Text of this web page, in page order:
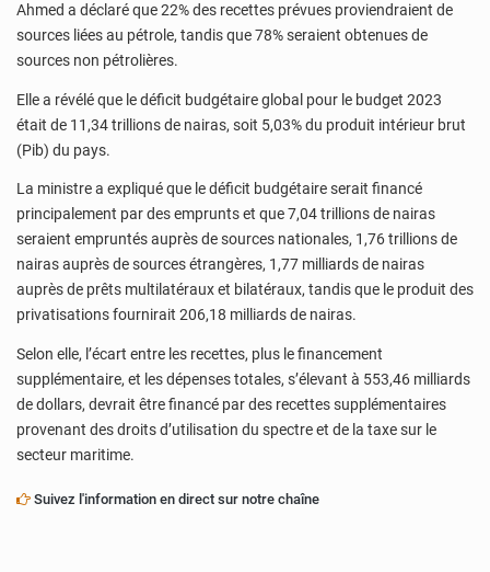
Ahmed a déclaré que 22% des recettes prévues proviendraient de
sources liées au pétrole, tandis que 78% seraient obtenues de
sources non pétrolières.
Elle a révélé que le déficit budgétaire global pour le budget 2023
était de 11,34 trillions de nairas, soit 5,03% du produit intérieur brut
(Pib) du pays.
La ministre a expliqué que le déficit budgétaire serait financé
principalement par des emprunts et que 7,04 trillions de nairas
seraient empruntés auprès de sources nationales, 1,76 trillions de
nairas auprès de sources étrangères, 1,77 milliards de nairas
auprès de prêts multilatéraux et bilatéraux, tandis que le produit des
privatisations fournirait 206,18 milliards de nairas.
Selon elle, l’écart entre les recettes, plus le financement
supplémentaire, et les dépenses totales, s’élevant à 553,46 milliards
de dollars, devrait être financé par des recettes supplémentaires
provenant des droits d’utilisation du spectre et de la taxe sur le
secteur maritime.
Suivez l'information en direct sur notre chaîne